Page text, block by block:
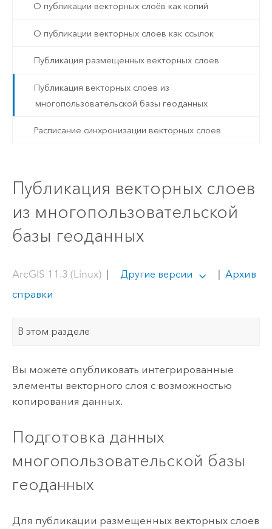
О публикации векторных слоёв как копий
О публикации векторных слоев как ссылок
Публикация размещенных векторных слоев
Публикация векторных слоев из
многопользовательской базы геоданных
Расписание синхронизации векторных слоев
Публикация векторных слоев
из многопользовательской
базы геоданных
ArcGIS 11.3 (Linux)| Другие версии
Архив
справки
В этом разделе
Вы можете опубликовать интегрированные
элементы векторного слоя с возможностью
копирования данных.
Подготовка данных
многопользовательской базы
геоданных
Для публикации размещенных векторных слоев